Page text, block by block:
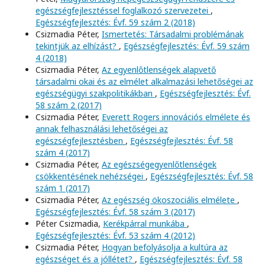
egészségfejlesztéssel foglalkozó szervezetei ,
Egészségfejlesztés: Évf. 59 szám 2 (2018)
Csizmadia Péter, Ismertetés: Társadalmi problémának
tekintjük az elhízást? , Egészségfejlesztés: Évf. 59 szám
4 (2018)
Csizmadia Péter, Az egyenlőtlenségek alapvető
társadalmi okai és az elmélet alkalmazási lehetőségei az
egészségügyi szakpolitikákban , Egészségfejlesztés: Évf.
58 szám 2 (2017)
Csizmadia Péter, Everett Rogers innovációs elmélete és
annak felhasználási lehetőségei az
egészségfejlesztésben , Egészségfejlesztés: Évf. 58
szám 4 (2017)
Csizmadia Péter, Az egészségegyenlőtlenségek
csökkentésének nehézségei , Egészségfejlesztés: Évf. 58
szám 1 (2017)
Csizmadia Péter, Az egészség ökoszociális elmélete ,
Egészségfejlesztés: Évf. 58 szám 3 (2017)
Péter Csizmadia, Kerékpárral munkába ,
Egészségfejlesztés: Évf. 53 szám 4 (2012)
Csizmadia Péter, Hogyan befolyásolja a kultúra az
egészséget és a jóllétet? , Egészségfejlesztés: Évf. 58